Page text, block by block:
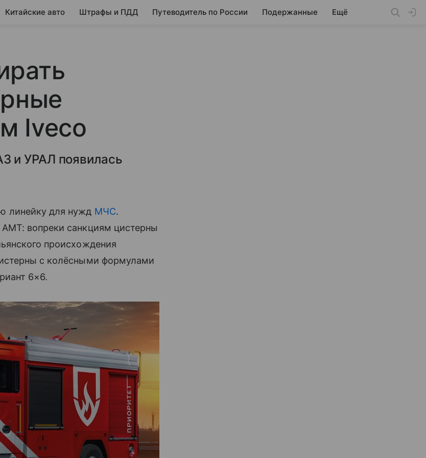
Китайские авто Штрафы и ПДД Путеводитель по России Подержанные Ещё
Iveco
и УРАЛ появилась
линейку для нужд МЧС.
вопреки санкциям цистерны
происхождения
с колёсными формулами
6×6.